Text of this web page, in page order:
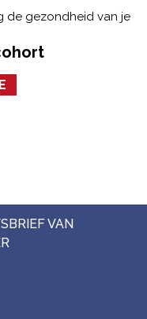
de gezondheid van je
VAN